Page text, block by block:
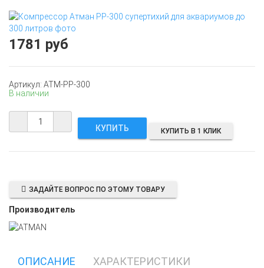
1781 руб
Артикул: ATM-PP-300
В наличии
КУПИТЬ В 1 КЛИК
ЗАДАЙТЕ ВОПРОС ПО ЭТОМУ ТОВАРУ
Производитель
ОПИСАНИЕ ХАРАКТЕРИСТИКИ